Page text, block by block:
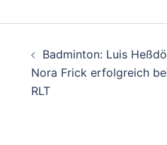
Badminton: Luis
Nora Frick erfolgreich
RLT